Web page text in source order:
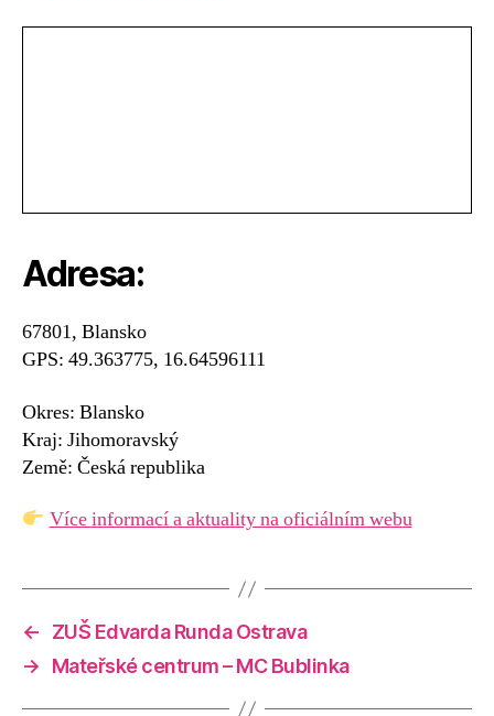
Adresa:
67801, Blansko
GPS: 49.363775, 16.64596111
Okres: Blansko
Kraj: Jihomoravský
Země: Česká republika
Více informací a aktuality na oficiálním webu
←
ZUŠ Edvarda Runda Ostrava
→
Mateřské centrum – MC Bublinka